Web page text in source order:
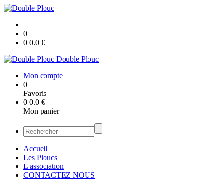
0
0 0.0 €
Double Plouc
Mon compte
0
Favoris
0 0.0 €
Mon panier
Accueil
Les Ploucs
L'association
CONTACTEZ NOUS